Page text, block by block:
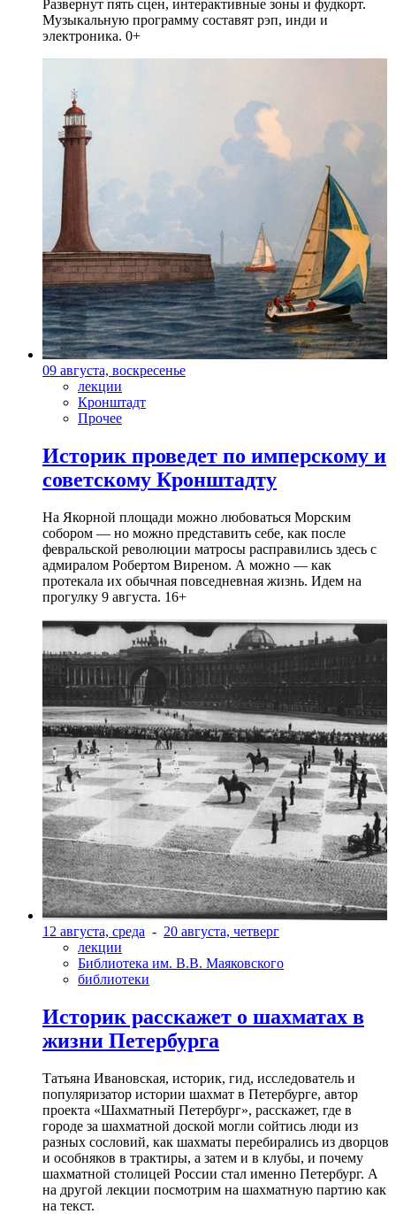
Развернут пять сцен, интерактивные зоны и фудкорт.
Музыкальную программу составят рэп, инди и
электроника. 0+
09 августа, воскресенье
лекции
Кронштадт
Прочее
Историк проведет по имперскому и
советскому Кронштадту
На Якорной площади можно любоваться Морским
собором — но можно представить себе, как после
февральской революции матросы расправились здесь с
адмиралом Робертом Виреном. А можно — как
протекала их обычная повседневная жизнь. Идем на
прогулку 9 августа. 16+
12 августа, среда - 20 августа, четверг
лекции
Библиотека им. В.В. Маяковского
библиотеки
Историк расскажет о шахматах в
жизни Петербурга
Татьяна Ивановская, историк, гид, исследователь и
популяризатор истории шахмат в Петербурге, автор
проекта «Шахматный Петербург», расскажет, где в
городе за шахматной доской могли сойтись люди из
разных сословий, как шахматы перебирались из дворцов
и особняков в трактиры, а затем и в клубы, и почему
шахматной столицей России стал именно Петербург. А
на другой лекции посмотрим на шахматную партию как
на текст.